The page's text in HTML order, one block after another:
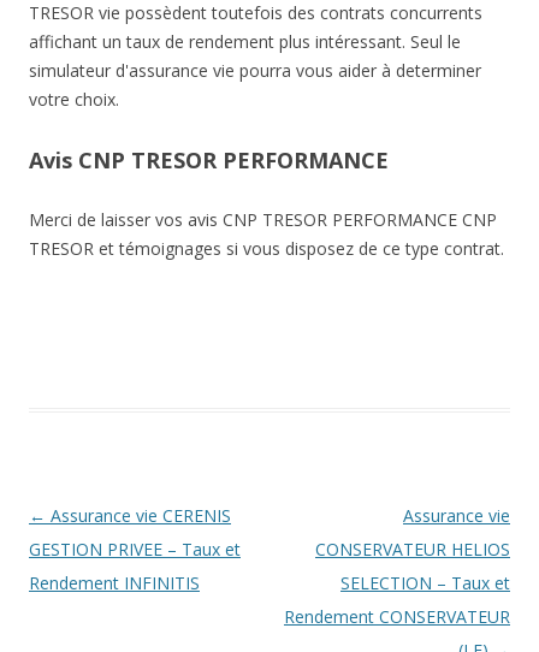
TRESOR vie possèdent toutefois des contrats concurrents
affichant un taux de rendement plus intéressant. Seul le
simulateur d'assurance vie pourra vous aider à determiner
votre choix.
Avis CNP TRESOR PERFORMANCE
Merci de laisser vos avis CNP TRESOR PERFORMANCE CNP
TRESOR et témoignages si vous disposez de ce type contrat.
Navigation
des
articles
← Assurance vie CERENIS
GESTION PRIVEE – Taux et
Rendement INFINITIS
Assurance vie
CONSERVATEUR HELIOS
SELECTION – Taux et
Rendement CONSERVATEUR